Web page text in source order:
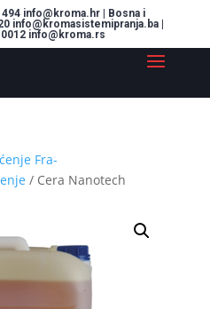
info@kroma.hr | Bosna i
info@kromasistemipranja.ba |
info@kroma.rs
Fra-
/ Cera Nanotech